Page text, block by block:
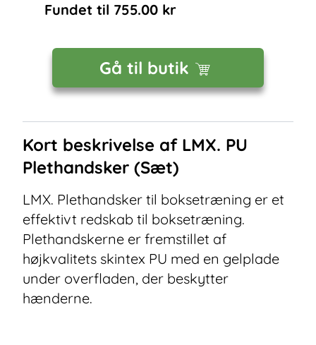
Fundet til 755.00 kr
Gå til butik
Kort beskrivelse af LMX. PU
Plethandsker (Sæt)
LMX. Plethandsker til boksetræning er et
effektivt redskab til boksetræning.
Plethandskerne er fremstillet af
højkvalitets skintex PU med en gelplade
under overfladen, der beskytter
hænderne.